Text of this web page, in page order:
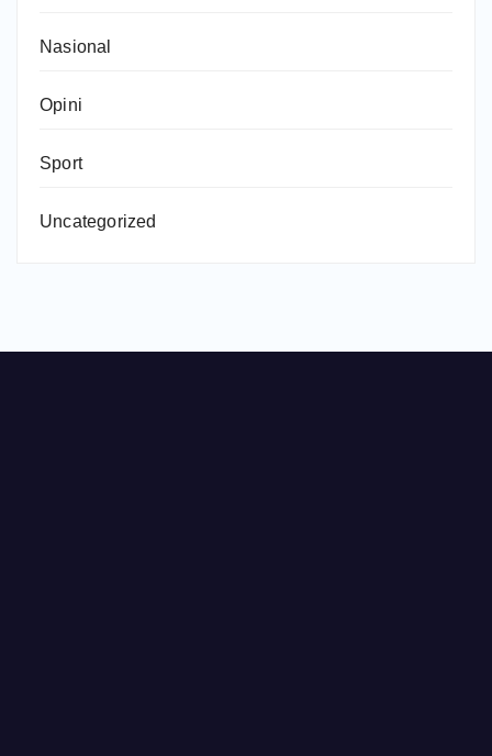
Nasional
Opini
Sport
Uncategorized